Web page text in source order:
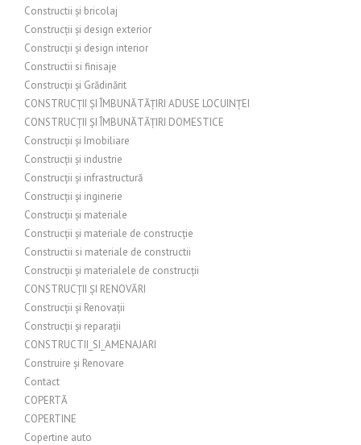
Constructii și bricolaj
Construcții și design exterior
Construcții și design interior
Constructii si finisaje
Construcții și Grădinărit
CONSTRUCȚII ȘI ÎMBUNĂTĂȚIRI ADUSE LOCUINȚEI
CONSTRUCȚII ȘI ÎMBUNĂTĂȚIRI DOMESTICE
Construcții și Imobiliare
Construcții și industrie
Construcții și infrastructură
Construcții și inginerie
Construcții și materiale
Construcții și materiale de construcție
Constructii si materiale de constructii
Construcții și materialele de construcții
CONSTRUCȚII ȘI RENOVĂRI
Construcții și Renovații
Construcții și reparații
CONSTRUCTII_SI_AMENAJARI
Construire și Renovare
Contact
COPERTĂ
COPERTINE
Copertine auto